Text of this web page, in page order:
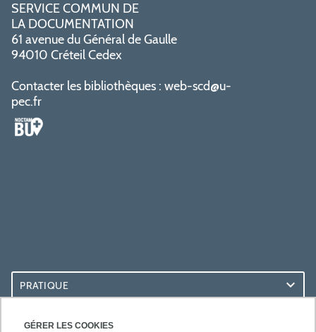
GÉRER LES COOKIES
SERVICE COMMUN DE
LA DOCUMENTATION
61 avenue du Général de Gaulle
94010 Créteil Cedex
Contacter les bibliothèques : web-scd@u-
pec.fr
PRATIQUE
ACCÈS RAPIDES